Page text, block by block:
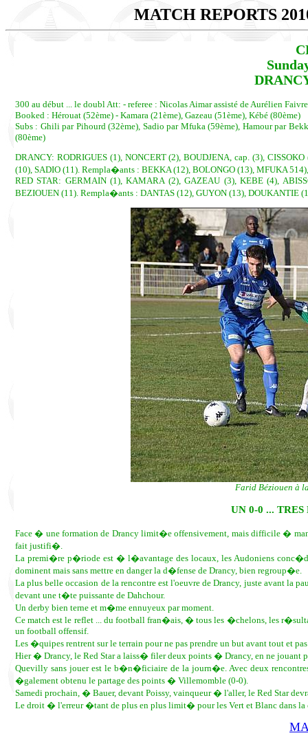
MATCH REPORTS
300 au début ... le doubl Att: - referee : Nicolas Aimar assisté de Aurélien
Booked : Hérouat (52ème) - Kamara (21ème), Gazeau (51ème), Kébé (80ème)
Subs : Ghili par Pihourd (32ème), Sadio par Mfuka (59ème), Hamour par
(80ème)
DRANCY: RODRIGUES (1), NONCERT (2), BOUDJENA, cap. (3),
(10), SADIO (11). Rempla�ants : BEKKA (12), BOLONGO (13), MFUKA
RED STAR: GERMAIN (1), KAMARA (2), GAZEAU (3), KEBE (4),
BEZIOUEN (11). Rempla�ants : DANTAS (12), GUYON (13),
Farid Béziouen à
UN 0-0 ...
Face � une formation de Drancy limit�e offensivement, mais difficile �
fait justifi�.
La premi�re p�riode est � l�avantage des locaux, les Audoniens
dominent mais sans mettre en danger la d�fense de Drancy, bien regroup�e.
La plus belle occasion de la rencontre est l'oeuvre de Drancy, juste avant la
devant une t�te puissante de Dahchour.
Un derby bien terne et m�me ennuyeux par moment.
Ce match est le reflet ... du football fran�ais, � tous les �chelons, les
un football offensif.
Les �quipes rentrent sur le terrain pour ne pas prendre un but avant tout et
Hier � Drancy, le Red Star a laiss� filer deux points � Drancy, en ne jouant
Quevilly sans jouer est le b�n�ficiaire de la journ�e. Avec deux
�galement obtenu le partage des points � Villemomble (0-0).
Samedi prochain, � Bauer, devant Poissy, vainqueur � l'aller, le Red Star
Le droit � l'erreur �tant de plus en plus limit� pour les Vert et Blanc dans la